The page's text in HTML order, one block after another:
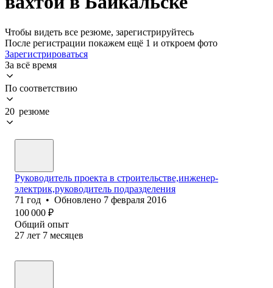
Чтобы видеть все резюме, зарегистрируйтесь
После регистрации покажем ещё 1 и откроем фото
Зарегистрироваться
За всё время
По соответствию
20 резюме
Руководитель проекта в строительстве,инженер-
электрик,руководитель подразделения
71 год • Обновлено 7 февраля 2016
100 000 ₽
Общий опыт
27 лет 7 месяцев